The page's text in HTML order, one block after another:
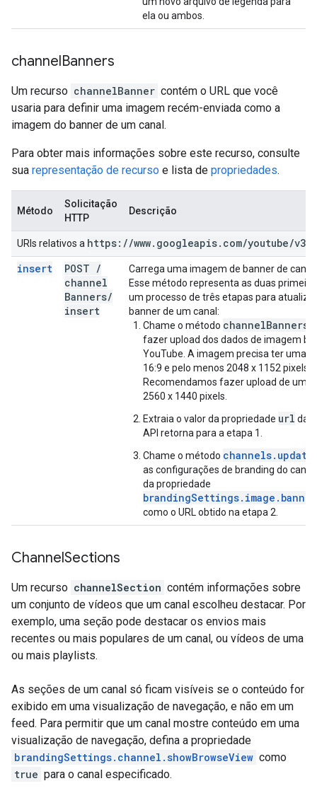
ela ou ambos.
channelBanners
Um recurso channelBanner contém o URL que você
usaria para definir uma imagem recém-enviada como a
imagem do banner de um canal.
Para obter mais informações sobre este recurso, consulte
sua representação de recurso e lista de propriedades.
Método
Solicitação
HTTP
Descrição
URIs relativos a https: //www. googleapis. com/youtube/v3
insert
POST /
channel
Banners/
insert
Carrega uma imagem de banner de canal
Esse método representa as duas
um processo de três etapas para
banner de um canal:
Chame o método
fazer upload dos dados de imagem
YouTube. A imagem precisa ter uma
16:9 e pelo menos 2048 x 1152 pixels.
Recomendamos fazer upload de uma
2560 x 1440 pixels.
Extraia o valor da propriedade url da
API retorna para a etapa 1.
Chame o método channels.update
as configurações de branding do
da propriedade
como o URL obtido na etapa 2.
ChannelSections
Um recurso channelSection contém informações sobre
um conjunto de vídeos que um canal escolheu destacar. Por
exemplo, uma seção pode destacar os envios mais
recentes ou mais populares de um canal, ou vídeos de uma
ou mais playlists.
As seções de um canal só ficam visíveis se o conteúdo for
exibido em uma visualização de navegação, e não em um
feed. Para permitir que um canal mostre conteúdo em uma
visualização de navegação, defina a propriedade
brandingSettings.channel.showBrowseView como
true para o canal especificado.